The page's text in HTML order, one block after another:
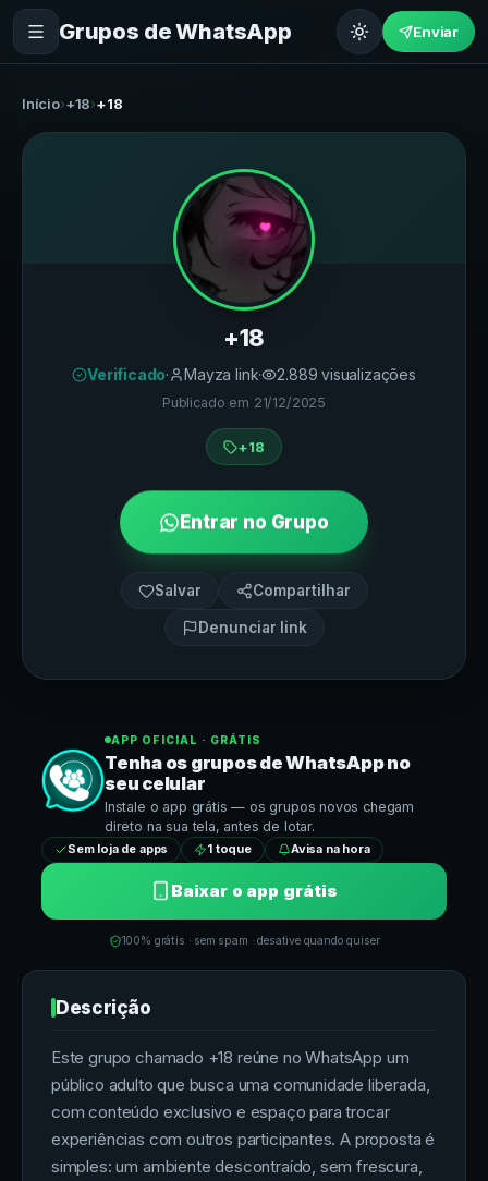
Grupos de WhatsApp Enviar
Início›+18›+18
+18
Verificado· Mayza link· 2.889 visualizações
Publicado em 21/12/2025
+18
Entrar no Grupo
Salvar Compartilhar
Denunciar link
APP OFICIAL · GRÁTIS
Tenha os grupos deWhatsAppno
seu celular
Instale o app grátis — os grupos novos chegam
direto na sua tela, antes de lotar.
Sem loja de apps 1 toque Avisa na hora
Baixar o app grátis
100% grátis · sem spam · desative quando quiser
Descrição
Este grupo chamado +18 reúne no WhatsApp um
público adulto que busca uma comunidade liberada,
com conteúdo exclusivo e espaço para trocar
experiências com outros participantes. A proposta é
simples: um ambiente descontraído, sem frescura,